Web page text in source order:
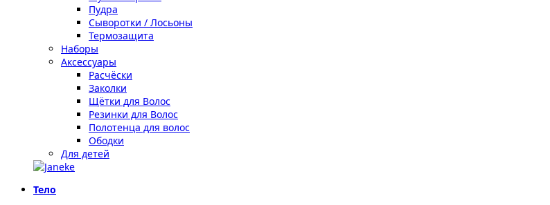
Пудра
Сыворотки / Лосьоны
Термозащита
Наборы
Аксессуары
Расчёски
Заколки
Щётки для Волос
Резинки для Волос
Полотенца для волос
Ободки
Для детей
Тело